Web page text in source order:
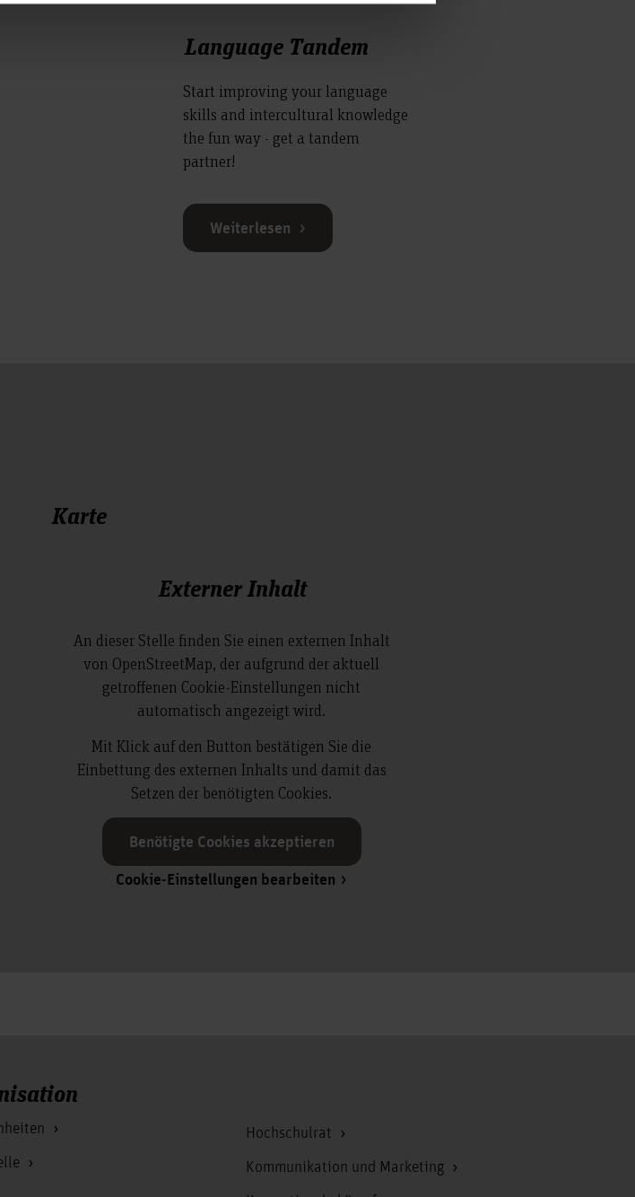
Language Tandem
Start improving your language
skills and intercultural knowledge
the fun way - get a tandem
partner!
Weiterlesen
Karte
Externer Inhalt
An dieser Stelle finden Sie einen externen Inhalt
von OpenStreetMap, der aufgrund der aktuell
getroffenen Cookie-Einstellungen nicht
automatisch angezeigt wird.
Mit Klick auf den Button bestätigen Sie die
Einbettung des externen Inhalts und damit das
Setzen der benötigten Cookies.
Benötigte Cookies akzeptieren
Cookie-Einstellungen bearbeiten
Hochschulrat
Kommunikation und Marketing